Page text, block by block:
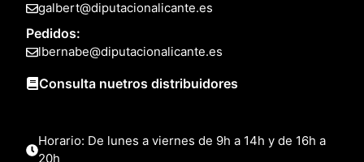
galbert@diputacionalicante.es
Pedidos:
lbernabe@diputacionalicante.es
Consulta nuetros distribuidores
Horario: De lunes a viernes de 9h a 14h y de 16h a
20h